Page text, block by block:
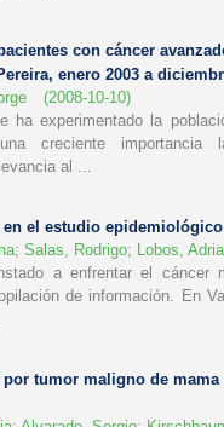
con cáncer
enero 2003 a
(2008-10-10)
ha experimentado la
una creciente
al ...
el estudio
; Salas, Rodrigo; Lobos,
a enfrentar el cáncer
de información. En
tumor maligno de